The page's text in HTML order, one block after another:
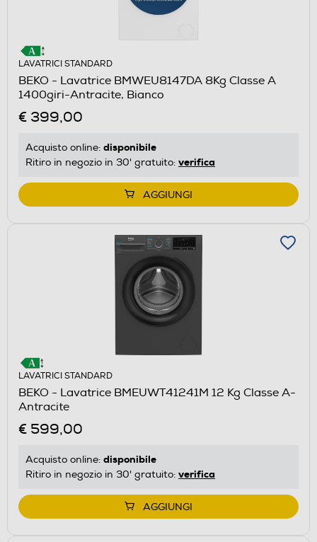
LAVATRICI STANDARD
BEKO - Lavatrice BMWEU8147DA 8Kg Classe A
1400giri-Antracite, Bianco
€ 399,00
Acquisto online: disponibile
Ritiro in negozio in 30' gratuito: verifica
AGGIUNGI
LAVATRICI STANDARD
BEKO - Lavatrice BMEUWT41241M 12 Kg Classe A-
Antracite
€ 599,00
Acquisto online: disponibile
Ritiro in negozio in 30' gratuito: verifica
AGGIUNGI